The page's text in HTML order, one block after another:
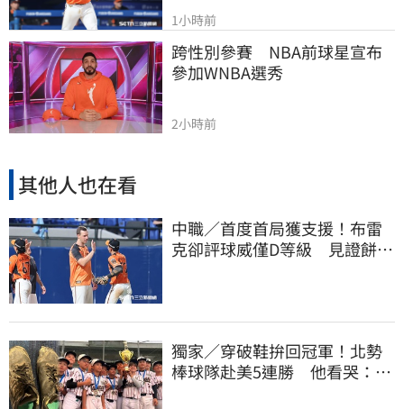
1小時前
跨性別參賽　NBA前球星宣布
參加WNBA選秀
2小時前
其他人也在看
中職／首度首局獲支援！布雷
克卻評球威僅D等級 見證餅總
獨家／穿破鞋拚回冠軍！北勢
棒球隊赴美5連勝 他看哭：台